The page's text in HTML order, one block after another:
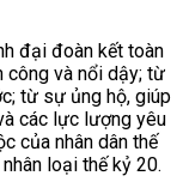
đại đoàn kết toàn
công và nổi dậy; từ
từ sự ủng hộ, giúp
các lực lượng yêu
của nhân dân thế
loại thế kỷ 20.